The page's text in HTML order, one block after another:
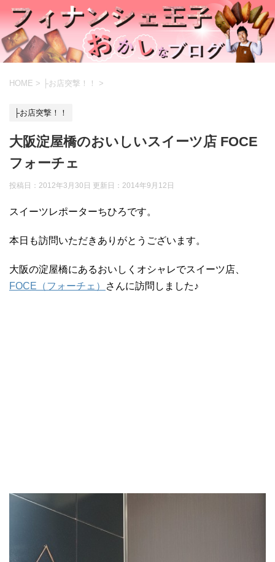
HOME > ├お店突撃！！ >
├お店突撃！！
大阪淀屋橋のおいしいスイーツ店 FOCE
フォーチェ
投稿日：2012年3月30日 更新日： 2014年9月12日
スイーツレポーターちひろです。
本日も訪問いただきありがとうございます。
大阪の淀屋橋にあるおいしくオシャレでスイーツ店、
FOCE（フォーチェ）
さんに訪問しました♪